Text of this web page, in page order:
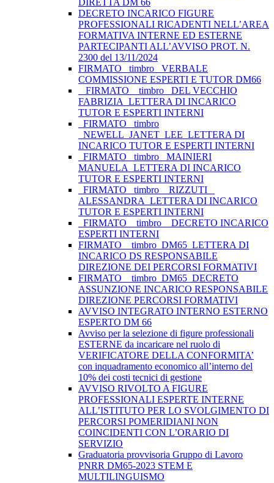
DIRETTA DM 66
DECRETO INCARICO FIGURE
PROFESSIONALI RICADENTI NELL’AREA
FORMATIVA INTERNE ED ESTERNE
PARTECIPANTI ALL’AVVISO PROT. N.
2300 del 13/11/2024
FIRMATO_ timbro _VERBALE
COMMISSIONE ESPERTI E TUTOR DM66
_ FIRMATO _ timbro _DEL VECCHIO
FABRIZIA_LETTERA DI INCARICO
TUTOR E ESPERTI INTERNI
_FIRMATO _timbro
_NEWELL_JANET_LEE_LETTERA DI
INCARICO TUTOR E ESPERTI INTERNI
_FIRMATO _timbro _MAINIERI
MANUELA_LETTERA DI INCARICO
TUTOR E ESPERTI INTERNI
_FIRMATO _timbro _ RIZZUTI _
ALESSANDRA_LETTERA DI INCARICO
TUTOR E ESPERTI INTERNI
_FIRMATO _ timbro _ DECRETO INCARICO
ESPERTI INTERNI
FIRMATO__timbro_DM65_LETTERA DI
INCARICO DS RESPONSABILE
DIREZIONE DEI PERCORSI FORMATIVI
FIRMATO__timbro_DM65_DECRETO
ASSUNZIONE INCARICO RESPONSABILE
DIREZIONE PERCORSI FORMATIVI
AVVISO INTEGRATO INTERNO ESTERNO
ESPERTO DM 66
Avviso per la selezione di figure professionali
ESTERNE da incaricare nel ruolo di
VERIFICATORE DELLA CONFORMITA’
con inquadramento economico all’interno del
10% dei costi tecnici di gestione
AVVISO RIVOLTO A FIGURE
PROFESSIONALI ESPERTE INTERNE
ALL’ISTITUTO PER LO SVOLGIMENTO DI
PERCORSI POMERIDIANI NON
COINCIDENTI CON L’ORARIO DI
SERVIZIO
Graduatoria provvisoria Gruppo di Lavoro
PNRR DM65-2023 STEM E
MULTILINGUISMO